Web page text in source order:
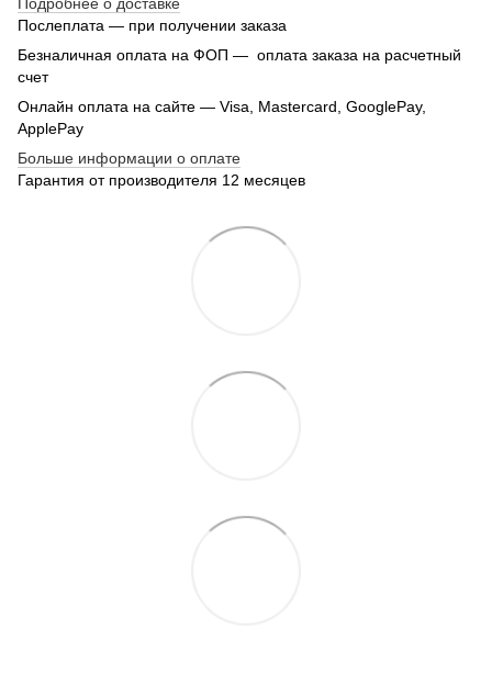
Послеплата — при получении заказа
Безналичная оплата на ФОП — оплата заказа на расчетный
счет
Онлайн оплата на сайте — Visa, Mastercard, GooglePay,
ApplePay
Больше информации о оплате
Гарантия от производителя 12 месяцев